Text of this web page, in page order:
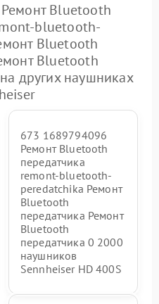
Bluetooth
bluetooth-
Bluetooth
Bluetooth
других наушниках
673 1689794096
Ремонт Bluetooth
передатчика
remont-bluetooth-
peredatchika Ремонт
Bluetooth
передатчика Ремонт
Bluetooth
передатчика 0 2000
наушников
Sennheiser HD 400S